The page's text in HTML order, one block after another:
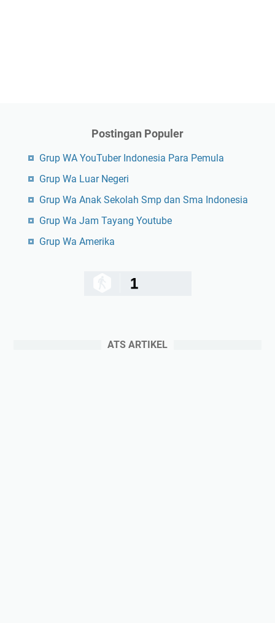
Postingan Populer
Grup WA YouTuber Indonesia Para Pemula
Grup Wa Luar Negeri
Grup Wa Anak Sekolah Smp dan Sma Indonesia
Grup Wa Jam Tayang Youtube
Grup Wa Amerika
1
ATS ARTIKEL